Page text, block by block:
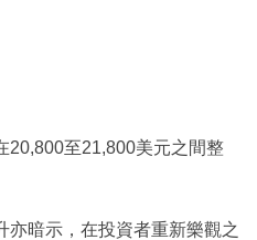
20,800至21,800美元之間整
亦暗示，在投資者重新樂觀之